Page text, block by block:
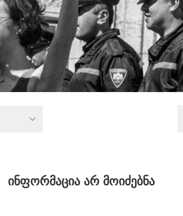
ინფორმაცია არ მოიძებნა